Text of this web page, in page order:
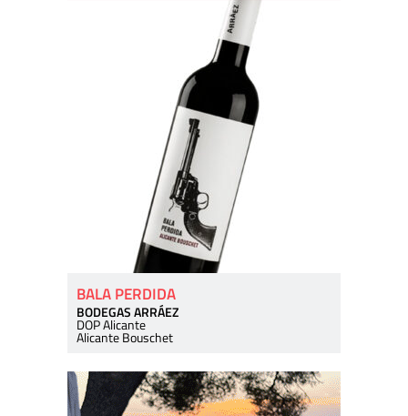
BALA PERDIDA
BODEGAS ARRÁEZ
DOP Alicante
Alicante Bouschet